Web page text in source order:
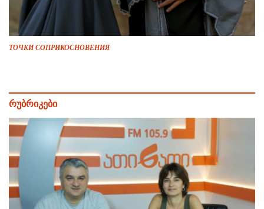
ТОЧКИ СОПРИКОСНОВЕНИЯ
რუბრიკები